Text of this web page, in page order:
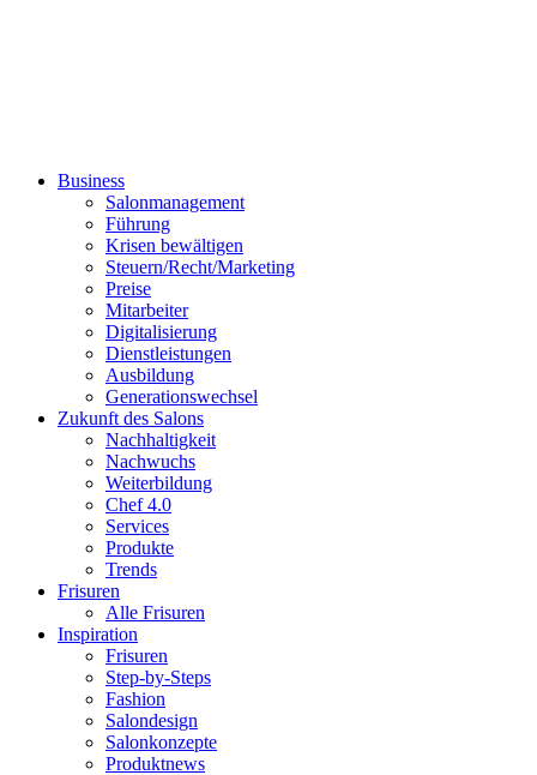
Business
Salonmanagement
Führung
Krisen bewältigen
Steuern/Recht/Marketing
Preise
Mitarbeiter
Digitalisierung
Dienstleistungen
Ausbildung
Generationswechsel
Zukunft des Salons
Nachhaltigkeit
Nachwuchs
Weiterbildung
Chef 4.0
Services
Produkte
Trends
Frisuren
Alle Frisuren
Inspiration
Frisuren
Step-by-Steps
Fashion
Salondesign
Salonkonzepte
Produktnews